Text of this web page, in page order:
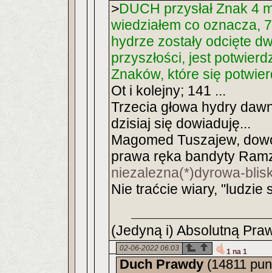
>DUCH przysłał Znak 4
wiedziałem co oznacza,
hydrze zostały odcięte
przyszłości, jest
Znaków, które się
Ot i kolejny; 141 ...
Trzecia głowa hydry
dzisiaj się dowiaduję...
Magomed Tuszajew,
prawa ręka bandyty
niezalezna(*)dyrowa-
Nie traćcie wiary, "ludzie
(Jedyną i) Absolutną
02-06-2022 06:03 1 na 1
Duch Prawdy (14811